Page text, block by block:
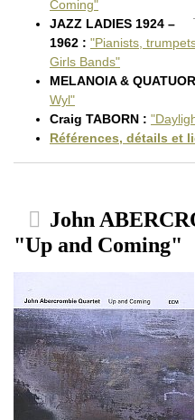
Coming"
JAZZ LADIES 1924 –
1962 : "Pianists,
Girls Bands"
MELANOIA &
Wyl"
Craig TABORN :
Références, détails et
John
"Up and Coming"